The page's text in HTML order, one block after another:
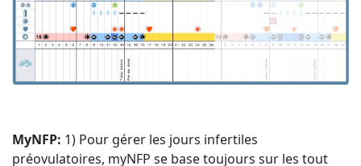
MyNFP: 1) Pour gérer les jours infertiles
préovulatoires, myNFP se base toujours sur les tout